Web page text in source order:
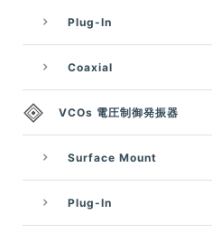
Plug-In
Coaxial
VCOs 電圧制御発振器
Surface Mount
Plug-In